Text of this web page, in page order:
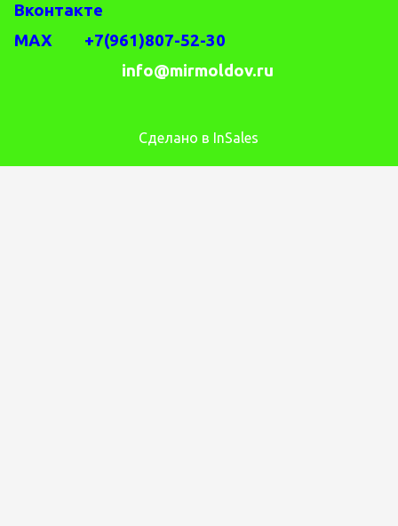
Вконтакте
MAX +7(961)807-52-30
info@mirmoldov.ru
Сделано в InSales